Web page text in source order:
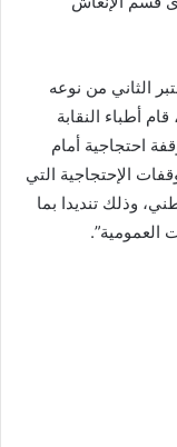
الثاني من نوعه
الجاري، قام أطباء النقابة
احتجاجية أمام
الإحتجاجية التي
وذلك تنديدا بما
العمومية”.